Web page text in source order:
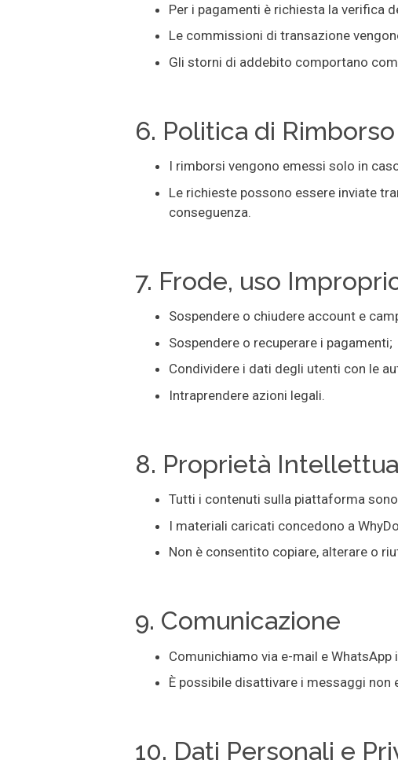
Per i pagamenti è richiesta la verifica
Le commissioni di transazione
Gli storni di addebito comportano
6. Politica di Rimborso
I rimborsi vengono emessi solo in
Le richieste possono essere inviate
conseguenza.
7. Frode, uso
Sospendere o chiudere account e
Sospendere o recuperare i pagamenti;
Condividere i dati degli utenti con le
Intraprendere azioni legali.
8. Proprietà
Tutti i contenuti sulla piattaforma
I materiali caricati concedono a
Non è consentito copiare, alterare o
9. Comunicazione
Comunichiamo via e-mail e
È possibile disattivare i messaggi
10. Dati Personali e